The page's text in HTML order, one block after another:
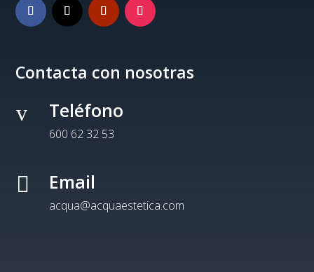
Contacta con nosotras
v Teléfono
600 62 32 53
 Email
acqua@acquaestetica.com